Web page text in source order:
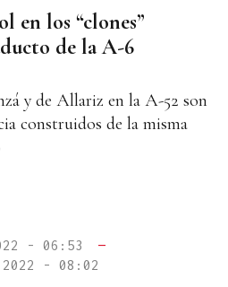
en los “clones”
de la A-6
y de Allariz en la A-52 son
construidos de la misma
- 06:53
—
- 08:02